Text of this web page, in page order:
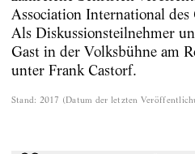
Association International
Als Diskussionsteilnehmer
Gast in der Volksbühne am
unter Frank Castorf.
Stand: 2017 (Datum der letzten